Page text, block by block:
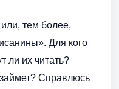
тем более,
Для кого
ли их читать?
Справлюсь